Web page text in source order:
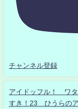
チャンネル登録
アイドッフル！ ワ
すき！23 ひうらの